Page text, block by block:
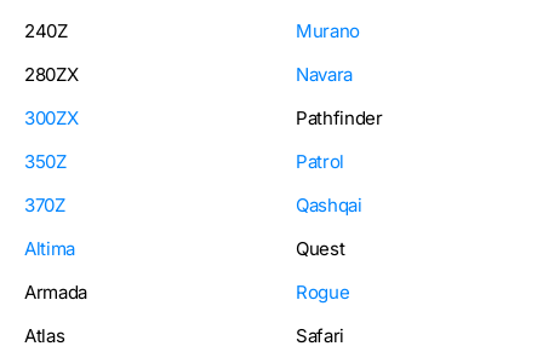
240Z
280ZX
300ZX
350Z
370Z
Altima
Armada
Atlas
Murano
Navara
Pathfinder
Patrol
Qashqai
Quest
Rogue
Safari